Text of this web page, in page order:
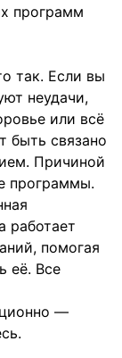
программ
так. Если вы
неудачи,
или всё
быть связано
Причиной
программы.
работает
помогая
её. Все
—